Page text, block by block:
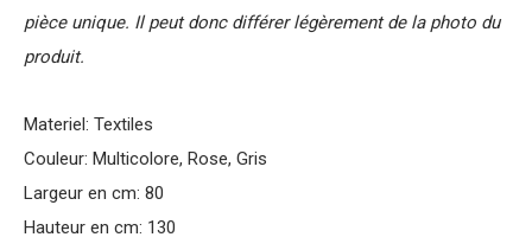
pièce unique. Il peut donc différer légèrement de la photo du
produit.
Materiel: Textiles
Couleur: Multicolore, Rose, Gris
Largeur en cm: 80
Hauteur en cm: 130